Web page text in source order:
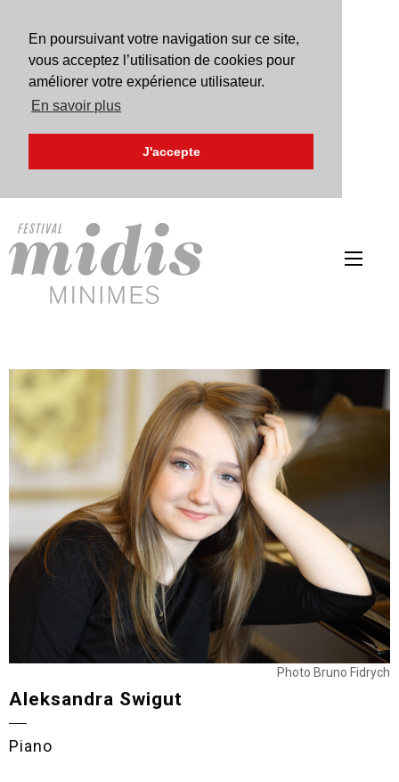
En poursuivant votre navigation sur ce site,
vous acceptez l’utilisation de cookies pour
améliorer votre expérience utilisateur.
En savoir plus
J'accepte
Photo Bruno Fidrych
Aleksandra Swigut
Piano